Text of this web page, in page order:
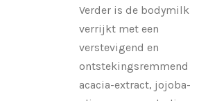
Verder is de bodymilk
verrijkt met een
verstevigend en
ontstekingsremmend
acacia-extract, jojoba-